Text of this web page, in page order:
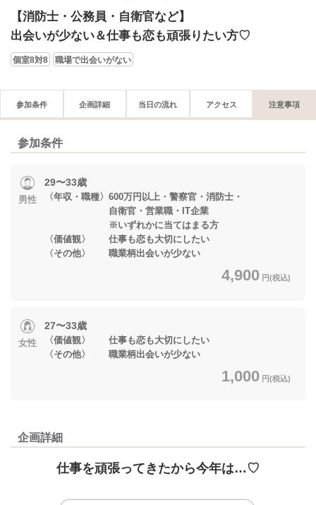
【消防士・公務員・自衛官など】
出会いが少ない＆仕事も恋も頑張りたい方♡
個室8対8 職場で出会いがない
参加条件 企画詳細 当日の流れ アクセス 注意事項
参加条件
男性
29〜33歳
〈年収・職種〉600万円以上・警察官・消防士・
自衛官・営業職・IT企業
※いずれかに当てはまる方
〈価値観〉 仕事も恋も大切にしたい
〈その他〉 職業柄出会いが少ない
4,900 円(税込)
女性
27〜33歳
〈価値観〉 仕事も恋も大切にしたい
〈その他〉 職業柄出会いが少ない
1,000 円(税込)
企画詳細
仕事を頑張ってきたから今年は…♡